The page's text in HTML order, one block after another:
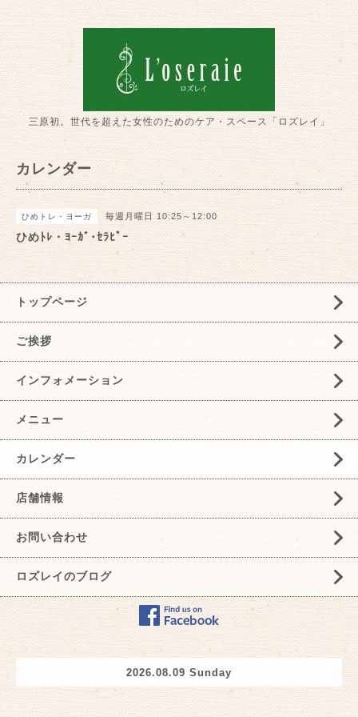
三原初。世代を超えた女性のためのケア・スペース「ロズレイ」
カレンダー
ひめトレ・ヨーガ 毎週月曜日 10:25～12:00
ひめﾄﾚ・ﾖｰｶﾞ･ｾﾗﾋﾟｰ
トップページ
ご挨拶
インフォメーション
メニュー
カレンダー
店舗情報
お問い合わせ
ロズレイのブログ
2026.08.09 Sunday